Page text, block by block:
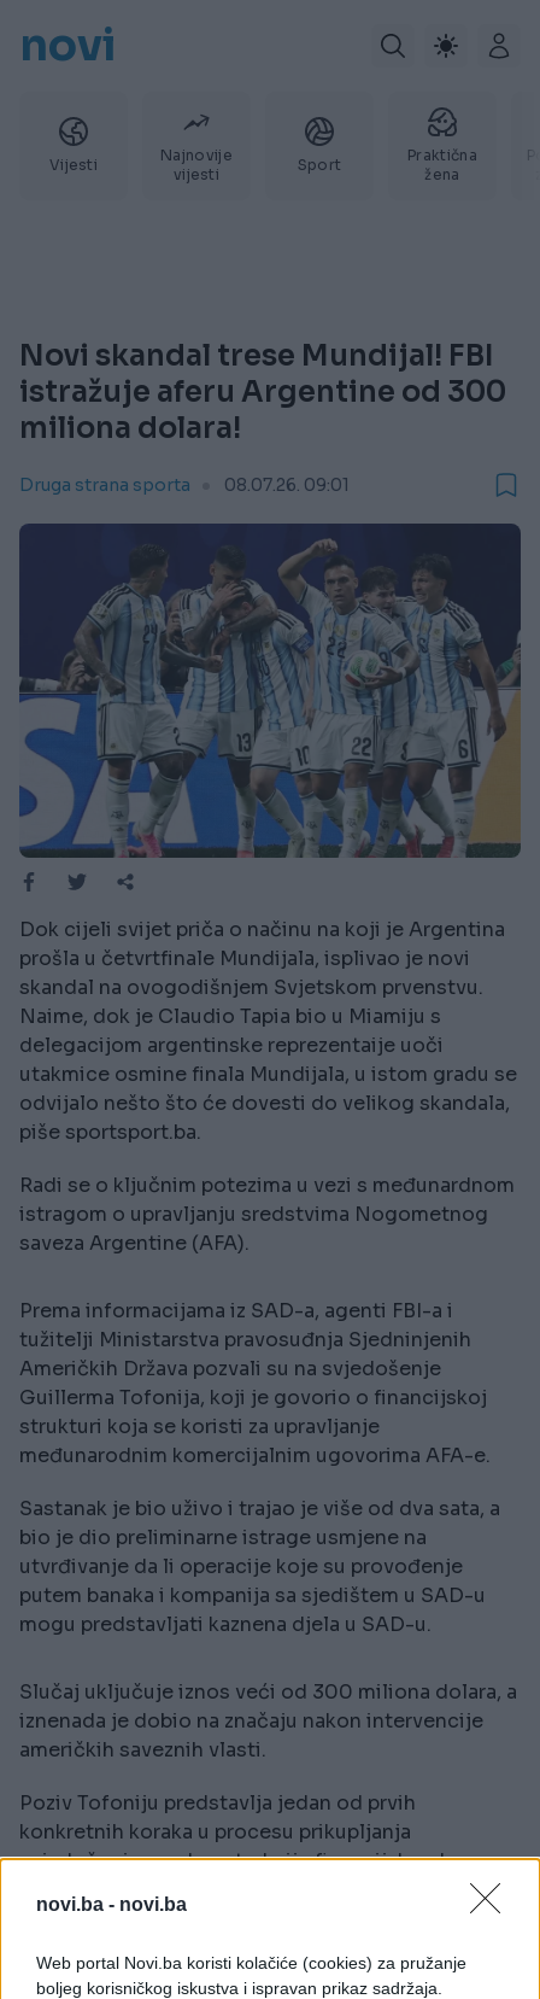
novi.ba - novi.ba
Web portal Novi.ba koristi kolačiće (cookies) za pružanje
boljeg korisničkog iskustva i ispravan prikaz sadržaja.
novi
Vijesti
Najnovije
vijesti
Sport
Praktična
žena
Novi skandal trese Mundijal! FBI
istražuje aferu Argentine od 300
miliona dolara!
Druga strana sporta 08.07.26. 09:01
Dok cijeli svijet priča o načinu na koji je Argentina
prošla u četvrtfinale Mundijala, isplivao je novi
skandal na ovogodišnjem Svjetskom prvenstvu.
Naime, dok je Claudio Tapia bio u Miamiju s
delegacijom argentinske reprezentaije uoči
utakmice osmine finala Mundijala, u istom gradu se
odvijalo nešto što će dovesti do velikog skandala,
piše sportsport.ba.
Radi se o ključnim potezima u vezi s međunardnom
istragom o upravljanju sredstvima Nogometnog
saveza Argentine (AFA).
Prema informacijama iz SAD-a, agenti FBI-a i
tužitelji Ministarstva pravosuđnja Sjedninjenih
Američkih Država pozvali su na svjedošenje
Guillerma Tofonija, koji je govorio o financijskoj
strukturi koja se koristi za upravljanje
međunarodnim komercijalnim ugovorima AFA-e.
Sastanak je bio uživo i trajao je više od dva sata, a
bio je dio preliminarne istrage usmjene na
utvrđivanje da li operacije koje su provođenje
putem banaka i kompanija sa sjedištem u SAD-u
mogu predstavljati kaznena djela u SAD-u.
Slučaj uključuje iznos veći od 300 miliona dolara, a
iznenada je dobio na značaju nakon intervencije
američkih saveznih vlasti.
Poziv Tofoniju predstavlja jedan od prvih
konkretnih koraka u procesu prikupljanja
svjedočenja za rekonstrukciju financijskog kruga
međunarodnih operacija argentinskog nogometa.
sudso odobrenje za putovanje.